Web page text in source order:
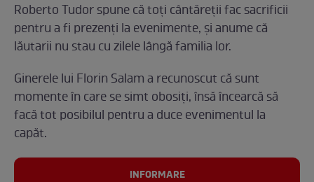
Roberto Tudor spune că toți cântăreții fac sacrificii
pentru a fi prezenți la evenimente, și anume că
lăutarii nu stau cu zilele lângă familia lor.
Ginerele lui Florin Salam a recunoscut că sunt
momente în care se simt obosiți, însă încearcă să
facă tot posibilul pentru a duce evenimentul la
capăt.
INFORMARE